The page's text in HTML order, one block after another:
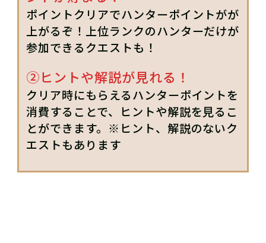
ポイントクリアでハンターポイントがが
上がるぞ！上位ランクのハンターだけが
参加できるクエストも！
②ヒントや解説が見れる！
クリア時にもらえるハンターポイントを
消費することで、ヒントや解説を見るこ
とができます。※ヒント、解説のないク
エストもあります